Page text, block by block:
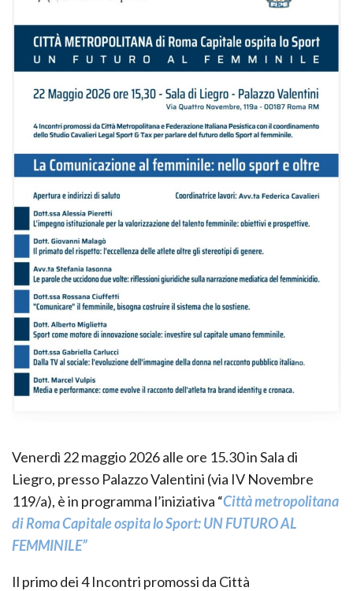
Venerdì 22 maggio 2026 alle ore 15.30 in Sala di
Liegro, presso Palazzo Valentini (via IV Novembre
119/a), è in programma l’iniziativa “Città metropolitana
di Roma Capitale ospita lo Sport: UN FUTURO AL
FEMMINILE”
Il primo dei 4 Incontri promossi da Città